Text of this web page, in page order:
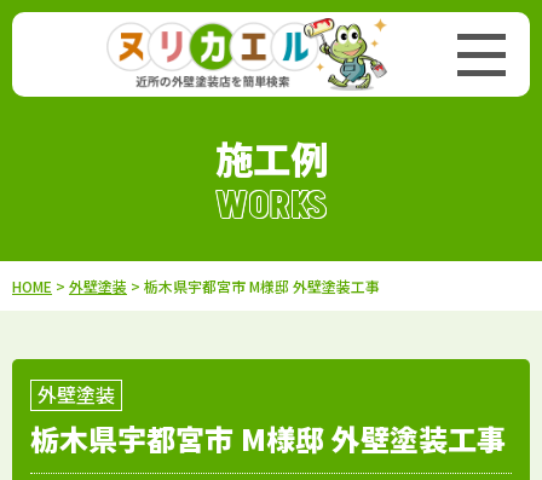
施工例
WORKS
HOME > 外壁塗装 > 栃木県宇都宮市 M様邸 外壁塗装工事
外壁塗装
栃木県宇都宮市 M様邸 外壁塗装工事